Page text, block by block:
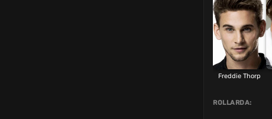
Freddie Thorp
ROLLARDA: